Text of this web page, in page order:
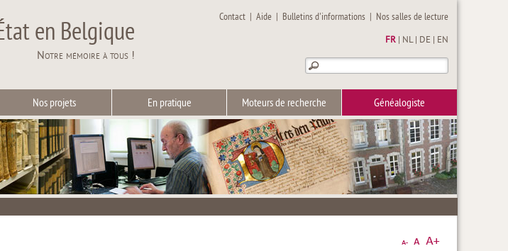
en Belgique
Notre mémoire à tous !
Contact |Aide | Bulletins d'informations | Nos salles de lecture
FR NL| DE EN
Nos projets En pratique Moteurs de recherche Généalogiste